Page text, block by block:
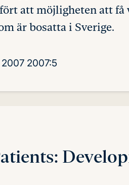
att möjligheten att få
är bosatta i Sverige.
2007:5